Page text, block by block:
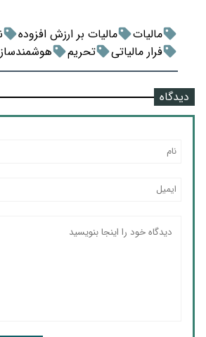
مالیات مالیات بر ارزش افزوده
فرار مالیاتی
تحریم
دیدگاه